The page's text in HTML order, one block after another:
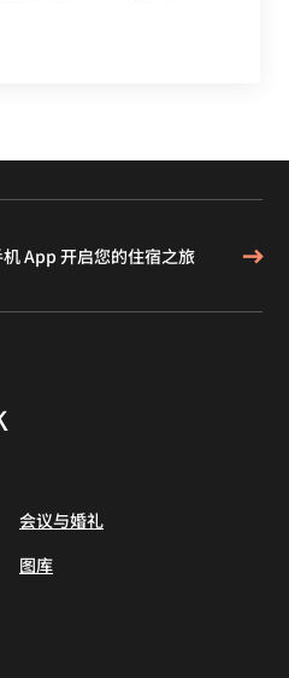
App 开启您的住宿之旅
会议与婚礼
图库